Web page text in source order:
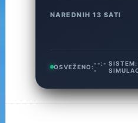
NAREDNIH 13 SATI
OSVEŽENO:--:-
-